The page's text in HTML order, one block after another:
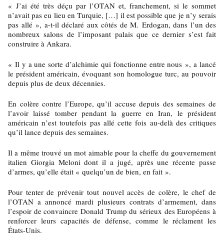
« J’ai été très déçu par l’OTAN et, franchement, si le sommet
n’avait pas eu lieu en Turquie, […] il est possible que je n’y serais
pas allé », a-t-il déclaré aux côtés de M. Erdogan, dans l’un des
nombreux salons de l’imposant palais que ce dernier s’est fait
construire à Ankara.
« Il y a une sorte d’alchimie qui fonctionne entre nous », a lancé
le président américain, évoquant son homologue turc, au pouvoir
depuis plus de deux décennies.
En colère contre l’Europe, qu’il accuse depuis des semaines de
l’avoir laissé tomber pendant la guerre en Iran, le président
américain n’est toutefois pas allé cette fois au-delà des critiques
qu’il lance depuis des semaines.
Il a même trouvé un mot aimable pour la cheffe du gouvernement
italien Giorgia Meloni dont il a jugé, après une récente passe
d’armes, qu’elle était « quelqu’un de bien, en fait ».
Pour tenter de prévenir tout nouvel accès de colère, le chef de
l’OTAN a annoncé mardi plusieurs contrats d’armement, dans
l’espoir de convaincre Donald Trump du sérieux des Européens à
renforcer leurs capacités de défense, comme le réclament les
États-Unis.